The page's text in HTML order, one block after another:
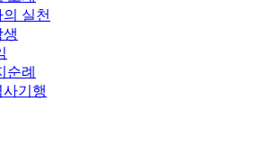
실천
순례
기행